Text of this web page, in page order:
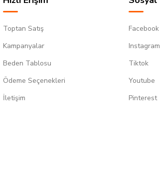
Toptan Satış
Kampanyalar
Beden Tablosu
Ödeme Seçenekleri
İletişim
Facebook
Instagram
Tiktok
Youtube
Pinterest